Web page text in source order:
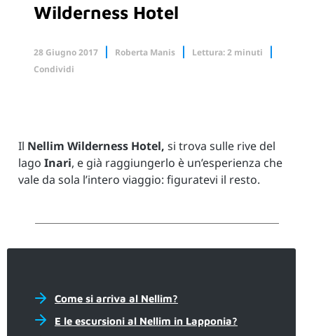
Wilderness Hotel
28 Giugno 2017 Roberta Manis
Lettura: 2 minuti
Condividi
Il Nellim Wilderness Hotel, si trova sulle rive del
lago Inari, e già raggiungerlo è un’esperienza che
vale da sola l’intero viaggio: figuratevi il resto.
Come si arriva al Nellim?
E le escursioni al Nellim in Lapponia?